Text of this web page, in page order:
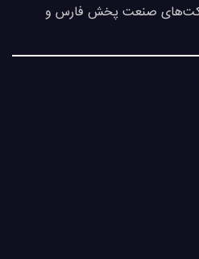
صنعت پخش فارس و